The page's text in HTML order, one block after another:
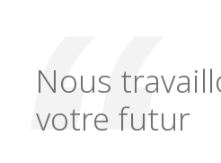
Nous
votre futur